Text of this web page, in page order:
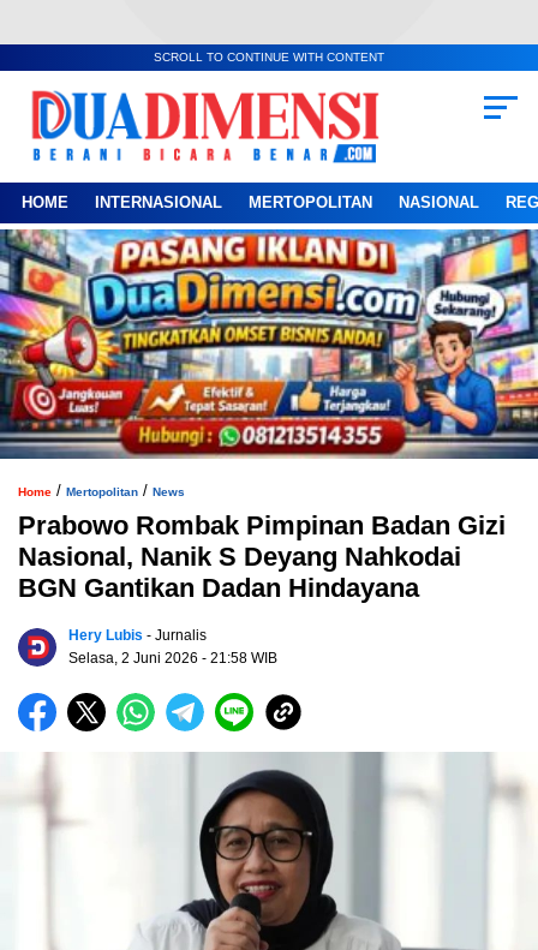
SCROLL TO CONTINUE WITH CONTENT
HOME INTERNASIONAL MERTOPOLITAN NASIONAL
Home / Mertopolitan / News
Prabowo Rombak Pimpinan Badan Gizi
Nasional, Nanik S Deyang Nahkodai
BGN Gantikan Dadan Hindayana
Hery Lubis - Jurnalis
Selasa, 2 Juni 2026 - 21:58 WIB